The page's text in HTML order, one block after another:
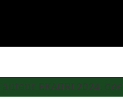
EKAGRI 2024.